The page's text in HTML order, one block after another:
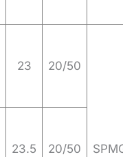
23 20/50
23.5 20/50